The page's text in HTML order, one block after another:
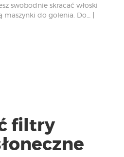
swobodnie skracać włoski
maszynki do golenia. Do…
filtry